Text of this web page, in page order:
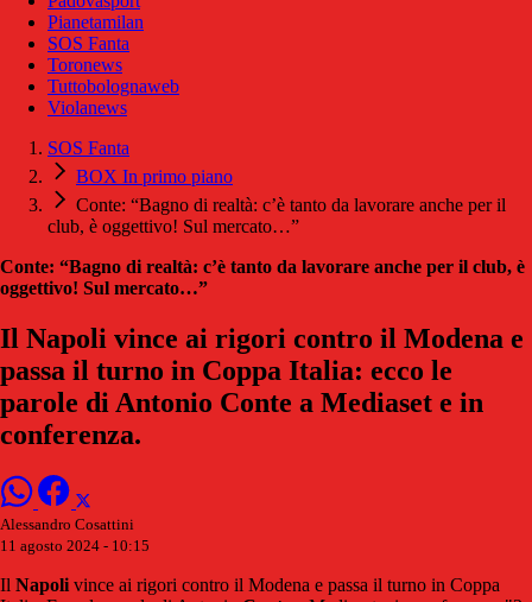
Pianetamilan
SOS Fanta
Toronews
Tuttobolognaweb
Violanews
SOS Fanta
BOX In primo piano
Conte: “Bagno di realtà: c’è tanto da lavorare anche per il
club, è oggettivo! Sul mercato…”
Conte: “Bagno di realtà: c’è tanto da lavorare anche per il club, è
oggettivo! Sul mercato…”
Il Napoli vince ai rigori contro il Modena e
passa il turno in Coppa Italia: ecco le
parole di Antonio Conte a Mediaset e in
conferenza.
Alessandro Cosattini
11 agosto 2024 - 10:15
Il Napoli vince ai rigori contro il Modena e passa il turno in Coppa